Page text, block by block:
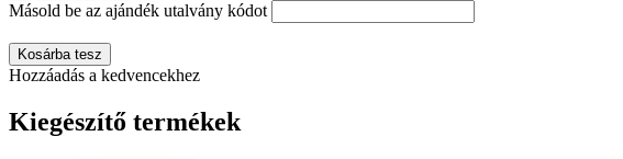
Másold be az ajándék utalvány kódot
Kosárba tesz
Hozzáadás a kedvencekhez
Kiegészítő termékek